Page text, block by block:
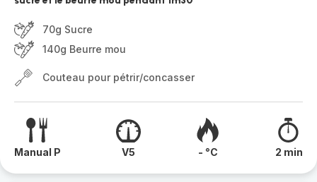
70g Sucre
140g Beurre mou
Couteau pour pétrir/concasser
Manual P V5 - °C 2 min